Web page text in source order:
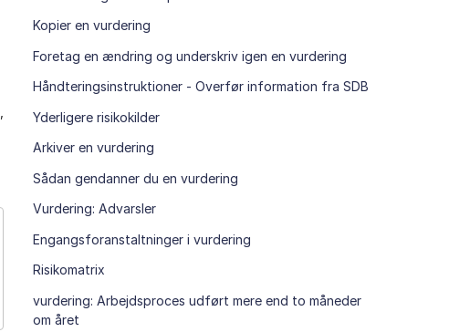
Kopier en vurdering
Foretag en ændring og underskriv igen en vurdering
Håndteringsinstruktioner - Overfør information fra SDB
Yderligere risikokilder
Arkiver en vurdering
Sådan gendanner du en vurdering
Vurdering: Advarsler
Engangsforanstaltninger i vurdering
Risikomatrix
vurdering: Arbejdsproces udført mere end to måneder
om året